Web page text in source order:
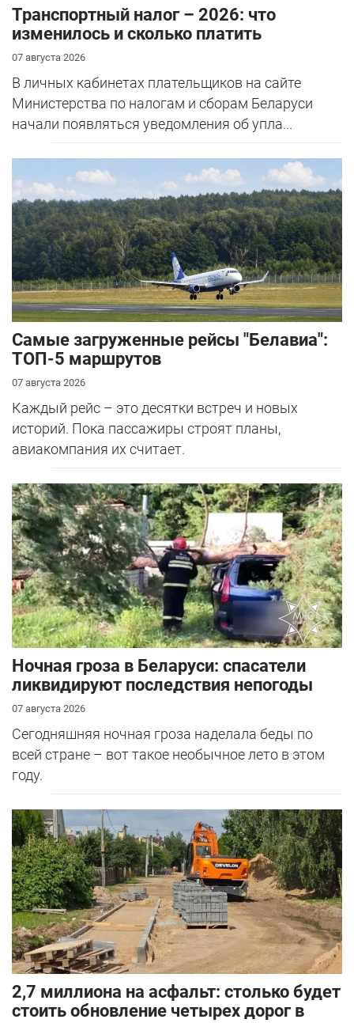
Транспортный налог – 2026: что
изменилось и сколько платить
07 августа 2026
В личных кабинетах плательщиков на сайте
Министерства по налогам и сборам Беларуси
начали появляться уведомления об упла...
Самые загруженные рейсы "Белавиа":
ТОП-5 маршрутов
07 августа 2026
Каждый рейс – это десятки встреч и новых
историй. Пока пассажиры строят планы,
авиакомпания их считает.
Ночная гроза в Беларуси: спасатели
ликвидируют последствия непогоды
07 августа 2026
Сегодняшняя ночная гроза наделала беды по
всей стране – вот такое необычное лето в этом
году.
2,7 миллиона на асфальт: столько будет
стоить обновление четырех дорог в